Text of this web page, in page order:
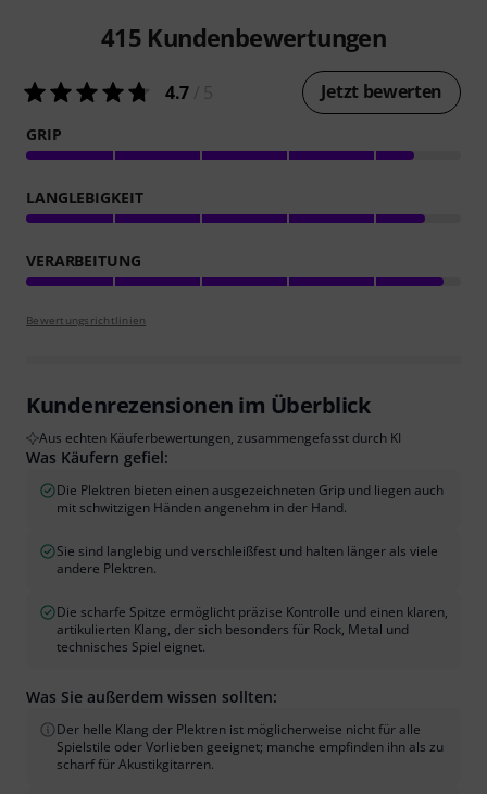
415 Kundenbewertungen
4.7 Jetzt bewerten
GRIP
LANGLEBIGKEIT
VERARBEITUNG
Bewertungsrichtlinien
Kundenrezensionen im Überblick
Aus echten Käuferbewertungen, zusammengefasst durch KI
Was Käufern gefiel:
Die Plektren bieten einen ausgezeichneten Grip und liegen auch
mit schwitzigen Händen angenehm in der Hand.
Sie sind langlebig und verschleißfest und halten länger als viele
andere Plektren.
Die scharfe Spitze ermöglicht präzise Kontrolle und einen klaren,
artikulierten Klang, der sich besonders für Rock, Metal und
technisches Spiel eignet.
Was Sie außerdem wissen sollten:
Der helle Klang der Plektren ist möglicherweise nicht für alle
Spielstile oder Vorlieben geeignet; manche empfinden ihn als zu
scharf für Akustikgitarren.